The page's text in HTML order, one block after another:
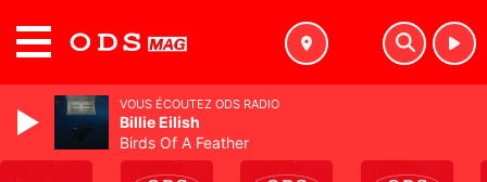
VOUS ÉCOUTEZ ODS RADIO
Billie Eilish
Birds Of A Feather